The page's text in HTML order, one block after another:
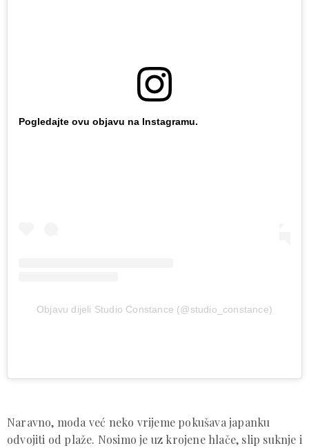
Pogledajte ovu objavu na Instagramu.
Objavu dijeli Studio Constance (@studio_constance)
Naravno, moda već neko vrijeme pokušava japanku
odvojiti od plaže. Nosimo je uz krojene hlače, slip suknje i